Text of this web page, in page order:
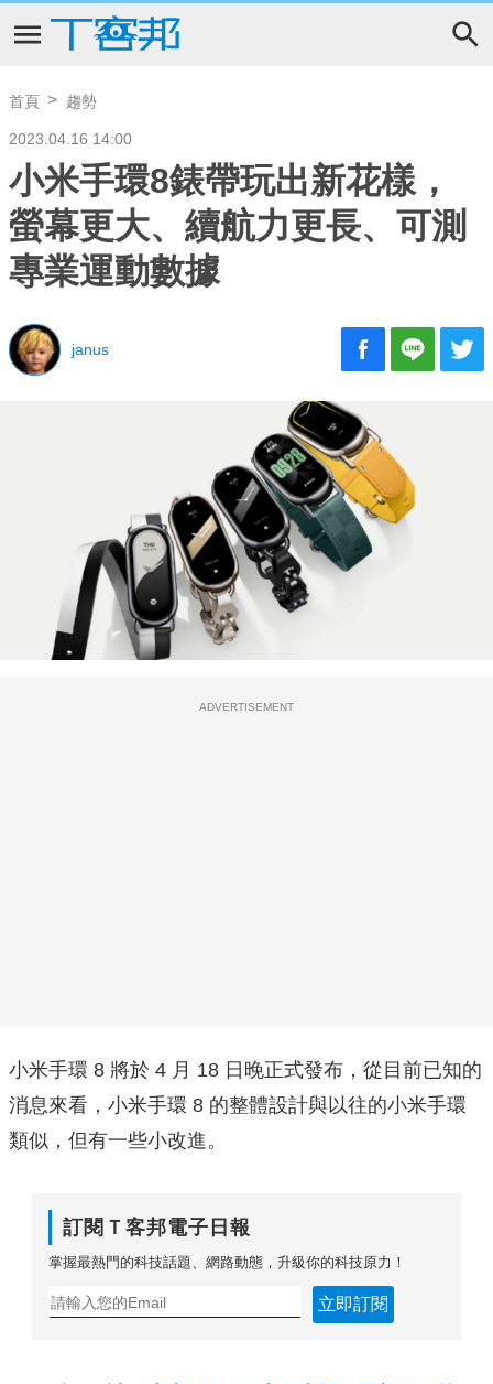
首頁 趨勢
2023.04.16 14:00
小米手環8錶帶玩出新花樣，
螢幕更大、續航力更長、可測
專業運動數據
janus
ADVERTISEMENT
小米手環 8 將於 4 月 18 日晚正式發布，從目前已知的
消息來看，小米手環 8 的整體設計與以往的小米手環
類似，但有一些小改進。
訂閱Ｔ客邦電子日報
掌握最熱門的科技話題、網路動態，升級你的科技原力！
立即訂閱